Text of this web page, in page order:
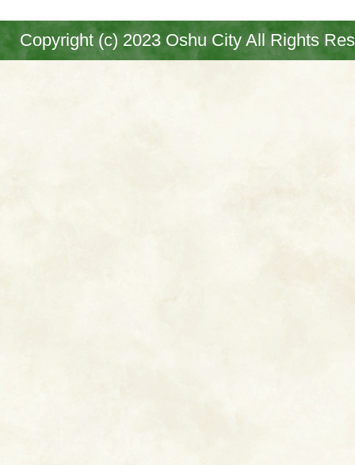
Copyright (c) 2023 Oshu City All Rights